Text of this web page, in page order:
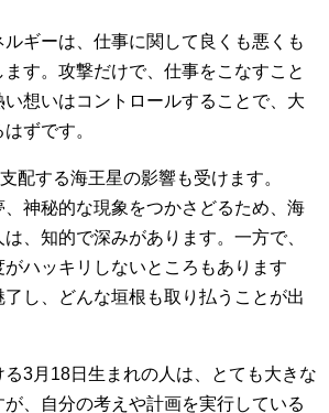
ギーは、仕事に関して良くも悪くも
す。攻撃だけで、仕事をこなすこと
想いはコントロールすることで、大
ずです。
配する海王星の影響も受けます。
神秘的な現象をつかさどるため、海
、知的で深みがあります。一方で、
がハッキリしないところもあります
し、どんな垣根も取り払うことが出
る3月18日生まれの人は、とても大きな
、自分の考えや計画を実行している